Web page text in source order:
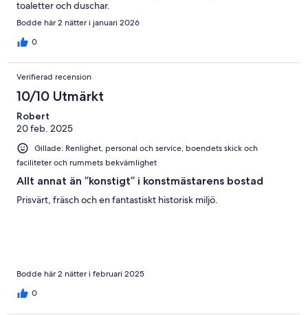
toaletter och duschar.
Bodde här 2 nätter i januari 2026
0
Verifierad recension
10/10 Utmärkt
Robert
20 feb. 2025
Gillade: Renlighet, personal och service, boendets skick och
faciliteter och rummets bekvämlighet
Allt annat än ”konstigt” i konstmästarens bostad
Prisvärt, fräsch och en fantastiskt historisk miljö.
Bodde här 2 nätter i februari 2025
0